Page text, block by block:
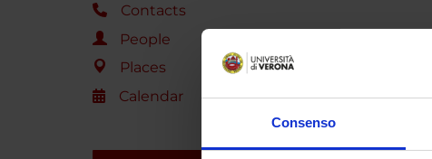
Consenso
Contacts
People
Places
Calendar